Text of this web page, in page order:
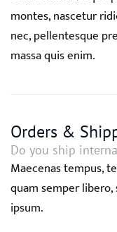
montes, nascetur
nec, pellentesque
massa quis enim.
Orders &
Do you ship
Maecenas tempus,
quam semper
ipsum.